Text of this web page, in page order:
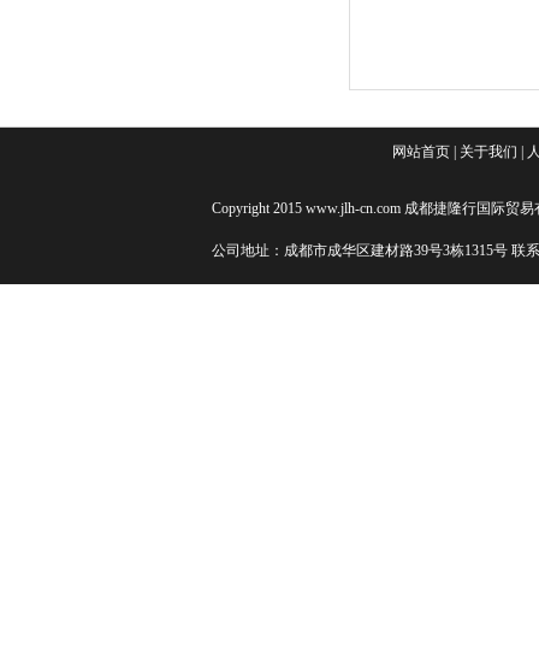
网站首页 关于我们
Copyright 2015 www.jlh-cn.com 成都捷隆行国际贸
公司地址：成都市成华区建材路39号3栋1315号 联